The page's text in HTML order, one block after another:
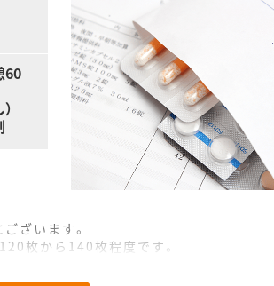
60
ざいます。
枚から140枚程度です。